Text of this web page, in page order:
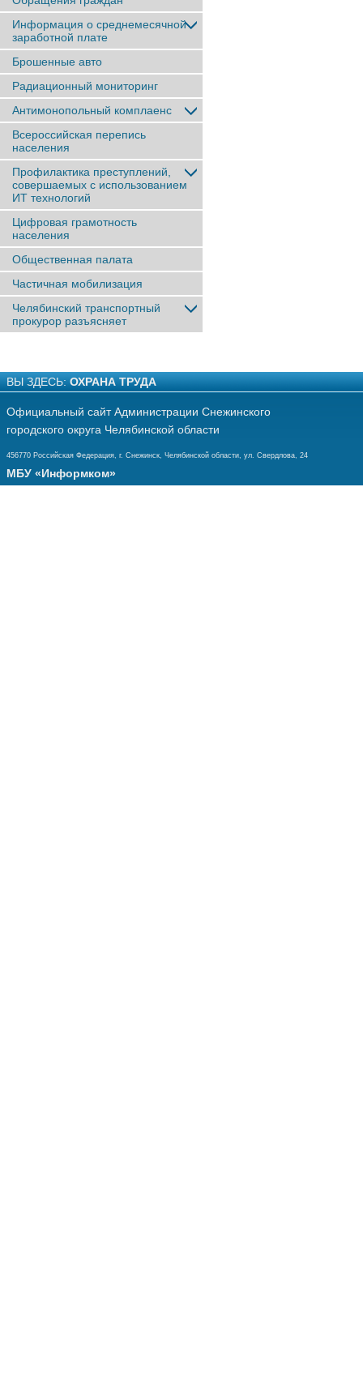
Информация о среднемесячной
заработной плате
Брошенные авто
Радиационный мониторинг
Антимонопольный комплаенс
Всероссийская перепись
населения
Профилактика преступлений,
совершаемых с использованием
ИТ технологий
Цифровая грамотность
населения
Общественная палата
Частичная мобилизация
Челябинский транспортный
прокурор разъясняет
ВЫ ЗДЕСЬ: ОХРАНА ТРУДА
Официальный сайт Администрации Снежинского
городского округа Челябинской области
456770 Российская Федерация, г. Снежинск, Челябинской области, ул. Свердлова, 24
МБУ «Информком»